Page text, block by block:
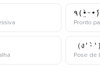
kaomoji Pronto
kaomoji
（ง'̀-'́
Pose de